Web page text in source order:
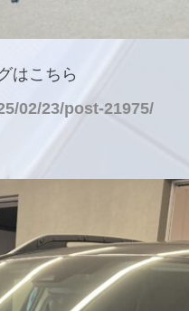
はこちら
02/23/post-21975/